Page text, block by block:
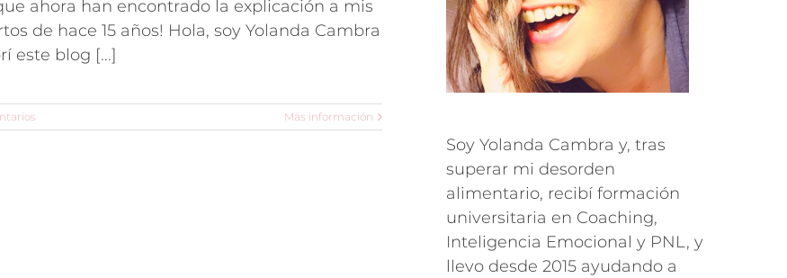
ahora han encontrado la explicación a mis
de hace 15 años! Hola, soy Yolanda Cambra
este blog [...]
Más información
Soy Yolanda Cambra y, tras
superar mi desorden
alimentario, recibí formación
universitaria en Coaching,
Inteligencia Emocional y PNL, y
llevo desde 2015 ayudando a